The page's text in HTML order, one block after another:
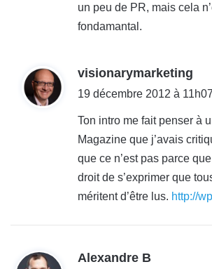
un peu de PR, mais cela
fondamantal.
visionarymarketing
i
19 décembre 2012 à 11h07
Ton intro me fait penser à
Magazine que j’avais
que ce n’est pas parce
droit de s’exprimer que
méritent d’être lus. http://
Alexandre B